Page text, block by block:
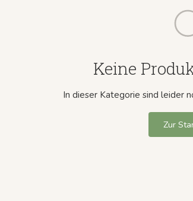
Keine
In dieser Kategorie sind leider
Zur